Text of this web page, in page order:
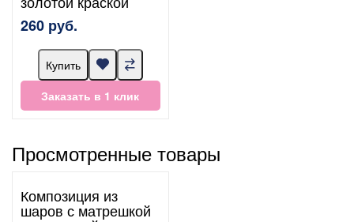
260 руб.
Купить
Заказать в 1 клик
Просмотренные товары
Композиция из
шаров с матрешкой